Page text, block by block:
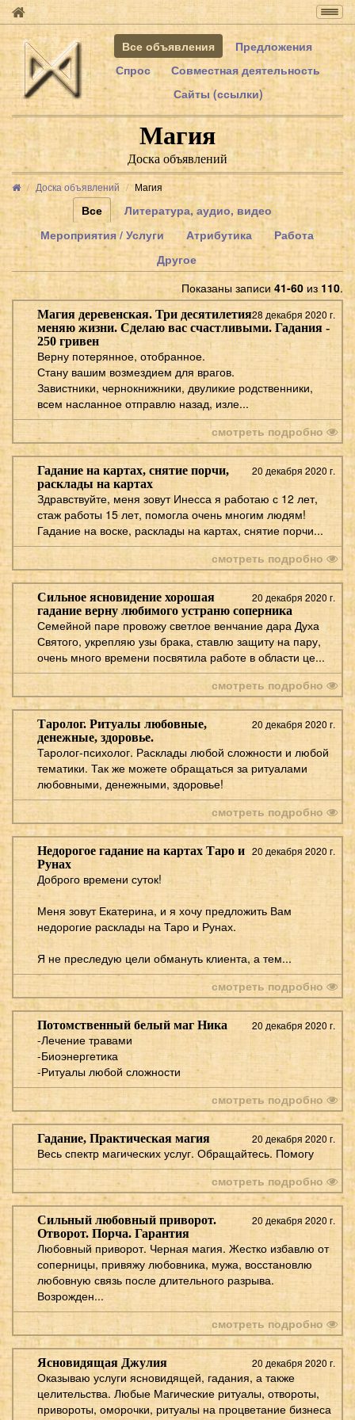
Все объявления
Предложения
Спрос
Совместная деятельность
Сайты (ссылки)
Магия
Доска объявлений
Доска объявлений Магия
Все
Литература, аудио, видео
Мероприятия / Услуги
Атрибутика
Работа
Другое
Показаны записи 41-60 из110.
28 декабря 2020 г.
Магия деревенская. Три десятилетия
меняю жизни. Сделаю вас счастливыми. Гадания -
250 гривен
Верну потерянное, отобранное.
Стану вашим возмездием для врагов.
Завистники, чернокнижники, двуликие родственники,
всем насланное отправлю назад, изле...
смотреть подробно
20 декабря 2020 г.
Гадание на картах, снятие порчи,
расклады на картах
Здравствуйте, меня зовут Инесса я работаю с 12 лет,
стаж работы 15 лет, помогла очень многим людям!
Гадание на воске, расклады на картах, снятие порчи...
смотреть подробно
20 декабря 2020 г.
Сильное ясновидение хорошая
гадание верну любимого устраню соперника
Семейной паре провожу светлое венчание дара Духа
Святого, укрепляю узы брака, ставлю защиту на пару,
очень много времени посвятила работе в области це...
смотреть подробно
20 декабря 2020 г.
Таролог. Ритуалы любовные,
денежные, здоровье.
Таролог-психолог. Расклады любой сложности и любой
тематики. Так же можете обращаться за ритуалами
любовными, денежными, здоровье!
смотреть подробно
20 декабря 2020 г.
Недорогое гадание на картах Таро и
Рунах
Доброго времени суток!
Меня зовут Екатерина, и я хочу предложить Вам
недорогие расклады на Таро и Рунах.
Я не преследую цели обмануть клиента, а тем...
смотреть подробно
20 декабря 2020 г.
Потомственный белый маг Ника
-Лечение травами
-Биоэнергетика
-Ритуалы любой сложности
смотреть подробно
20 декабря 2020 г.
Гадание, Практическая магия
Весь спектр магических услуг. Обращайтесь. Помогу
смотреть подробно
20 декабря 2020 г.
Сильный любовный приворот.
Отворот. Порча. Гарантия
Любовный приворот. Черная магия. Жестко избавлю от
соперницы, привяжу любовника, мужа, восстановлю
любовную связь после длительного разрыва.
Возрожден...
смотреть подробно
20 декабря 2020 г.
Ясновидящая Джулия
Оказываю услуги ясновидящей, гадания, а также
целительства. Любые Магические ритуалы, отвороты,
привороты, оморочки, ритуалы на процветание бизнеса